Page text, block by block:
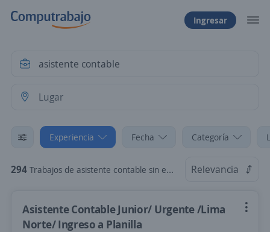
Ingresar
Experiencia Fecha Categoría
294 Trabajos de asistente contable sin experiencia Relevancia
Asistente Contable Junior/ Urgente /Lima
Norte/ Ingreso a Planilla